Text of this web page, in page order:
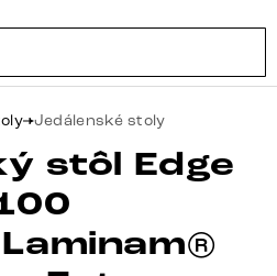
Jedálenské stoly
stôl Edge